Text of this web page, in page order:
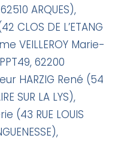
ARQUES),
CLOS DE L’ETANG
VEILLEROY Marie-
62200
HARZIG René (54
SUR LA LYS),
(43 RUE LOUIS